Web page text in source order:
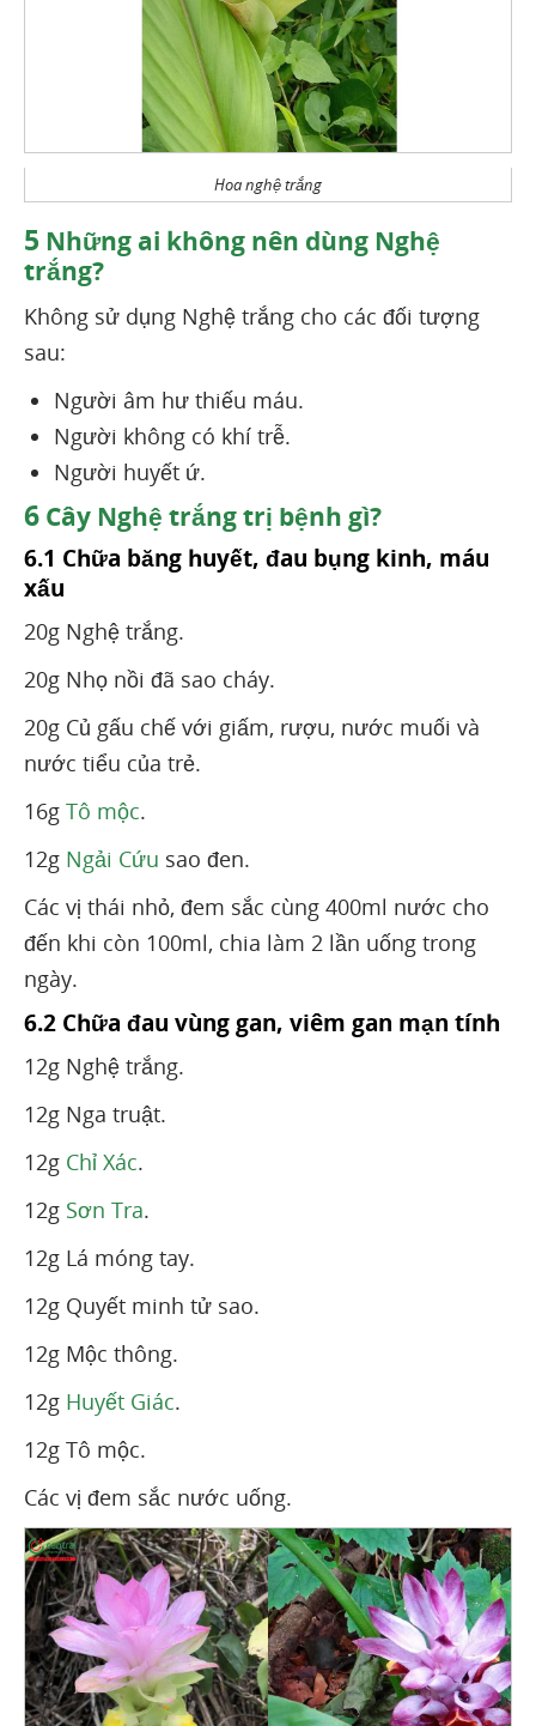
Hoa nghệ trắng
5 Những ai không nên dùng Nghệ
trắng?
Không sử dụng Nghệ trắng cho các đối tượng
sau:
Người âm hư thiếu máu.
Người không có khí trễ.
Người huyết ứ.
6 Cây Nghệ trắng trị bệnh gì?
6.1 Chữa băng huyết, đau bụng kinh, máu
xấu
20g Nghệ trắng.
20g Nhọ nồi đã sao cháy.
20g Củ gấu chế với giấm, rượu, nước muối và
nước tiểu của trẻ.
16g Tô mộc.
12g Ngải Cứu sao đen.
Các vị thái nhỏ, đem sắc cùng 400ml nước cho
đến khi còn 100ml, chia làm 2 lần uống trong
ngày.
6.2 Chữa đau vùng gan, viêm gan mạn tính
12g Nghệ trắng.
12g Nga truật.
12g Chỉ Xác.
12g Sơn Tra.
12g Lá móng tay.
12g Quyết minh tử sao.
12g Mộc thông.
12g Huyết Giác.
12g Tô mộc.
Các vị đem sắc nước uống.